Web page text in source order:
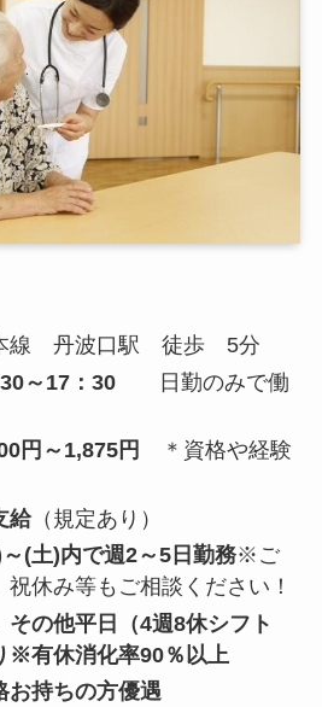
線 丹波口駅 徒歩 5分
30～17：30
日勤のみで働
円～1,875円
＊資格や経験
給（規定あり）
(土)内で週2～5日勤務※ご
休み等もご相談ください！
その他平日（4週8休シフト
※有休消化率90％以上
お持ちの方優遇